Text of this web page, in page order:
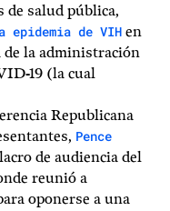
de salud pública,
epidemia de VIH en
la administración
19 (la cual
Republicana
Pence
de audiencia del
reunió a
oponerse a una